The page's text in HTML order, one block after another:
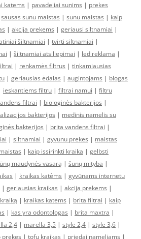
katems | pavadeliai sunims | prekes
sausas sunu maistas | sunu maistas | kaip
| akcija prekems | geriausi siltnamiai |
šiltnamiai | tvirti siltnamiai |
| šiltnamiai atsiliepimai | led reklama |
| renkamės filtrus | tinkamiausias
| geriausias ėdalas | augintojams | blogas
ieskantiems filtru | filtrai namui | filtru
filtrai | biologinės bakterijos |
bakterijos | medinis namelis su
bakterijos | brita vandens filtrai |
| siltnamiai | gyvunu prekes | maistas
| kaip issirinkti kraika | gelbsti
maudynės vasarą | šunų mityba |
| kraikas katėms | gyvūnams internetu
| geriausias kraikas | akcija prekems |
| kraikas katėms | brita filtrai | kaip
| kas yra odontologas | brita maxtra |
2,4 | marella 3,5 | style 2,4 | style 3,6 |
prekes | tofu kraikas | priedai nameliams |